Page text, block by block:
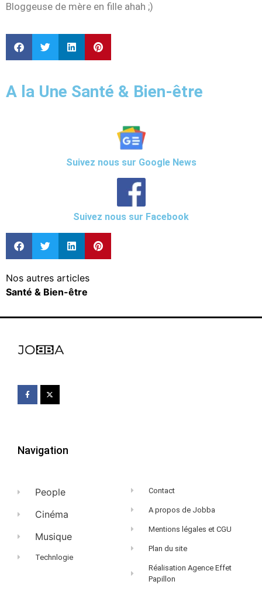
Bloggeuse de mère en fille ahah ;)
A la Une Santé & Bien-être
Suivez nous sur Google News
Suivez nous sur Facebook
Nos autres articles
Santé & Bien-être
Navigation
People
Cinéma
Musique
Technlogie
Contact
A propos de Jobba
Mentions légales et CGU
Plan du site
Réalisation Agence Effet
Papillon